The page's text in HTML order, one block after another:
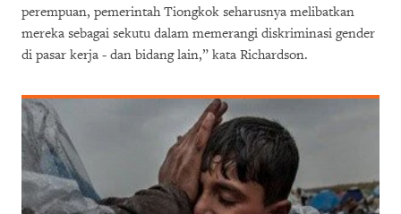
perempuan, pemerintah Tiongkok seharusnya melibatkan
mereka sebagai sekutu dalam memerangi diskriminasi gender
di pasar kerja - dan bidang lain,” kata Richardson.